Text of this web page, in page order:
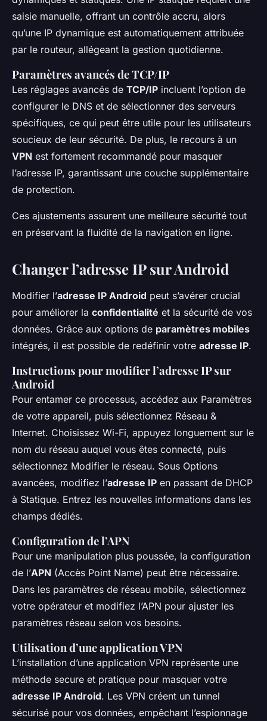
saisie manuelle, offrant un contrôle accru, alors
qu’une IP dynamique est automatiquement attribuée
par le routeur, allégeant la gestion quotidienne.
Paramètres avancés de TCP/IP
Les réglages avancés de TCP/IP incluent l’option de
configurer le DNS et de sélectionner des serveurs
spécifiques, ce qui peut être utile pour les utilisateurs
soucieux de leur sécurité. De plus, le recours à un
VPN est fortement recommandé pour masquer
l’adresse IP, garantissant une couche supplémentaire
de protection.
Ces ajustements assurent une meilleure sécurité tout
en préservant la fluidité de la navigation en ligne.
Changer l’adresse IP sur Android
Modifier l’adresse IP Android peut s’avérer crucial
pour améliorer la confidentialité et la sécurité de vos
données. Grâce aux options de paramètres mobiles
intégrés, il est possible de redéfinir votre adresse IP.
Instructions pour modifier l’adresse IP sur
Android
Pour entamer ce processus, accédez aux Paramètres
de votre appareil, puis sélectionnez Réseau &
Internet. Choisissez Wi-Fi, appuyez longuement sur le
nom du réseau auquel vous êtes connecté, puis
sélectionnez Modifier le réseau. Sous Options
avancées, modifiez l’adresse IP en passant de DHCP
à Statique. Entrez les nouvelles informations dans les
champs dédiés.
Configuration de l’APN
Pour une manipulation plus poussée, la configuration
de l’APN (Accès Point Name) peut être nécessaire.
Dans les paramètres de réseau mobile, sélectionnez
votre opérateur et modifiez l’APN pour ajuster les
paramètres réseau selon vos besoins.
Utilisation d’une application VPN
L’installation d’une application VPN représente une
méthode secure et pratique pour masquer votre
adresse IP Android. Les VPN créent un tunnel
sécurisé pour vos données, empêchant l’espionnage